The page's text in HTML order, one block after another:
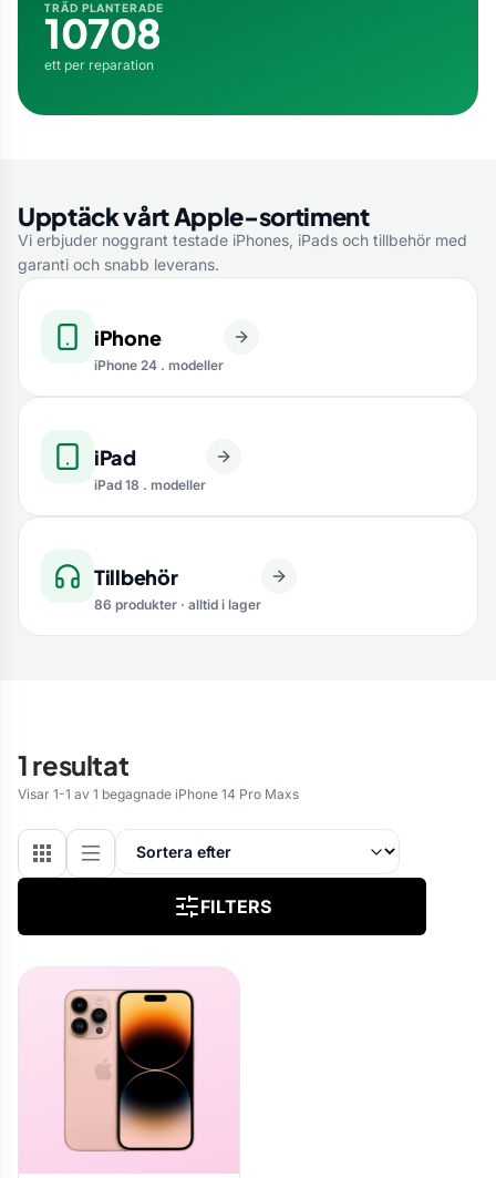
TRÄD PLANTERADE
10708
ett per reparation
Upptäck vårt Apple-sortiment
Vi erbjuder noggrant testade iPhones, iPads och tillbehör med
garanti och snabb leverans.
iPhone
iPhone 24 . modeller
iPad
iPad 18 . modeller
Tillbehör
86 produkter · alltid i lager
1 resultat
Visar 1-1 av 1 begagnade iPhone 14 Pro Maxs
FILTERS